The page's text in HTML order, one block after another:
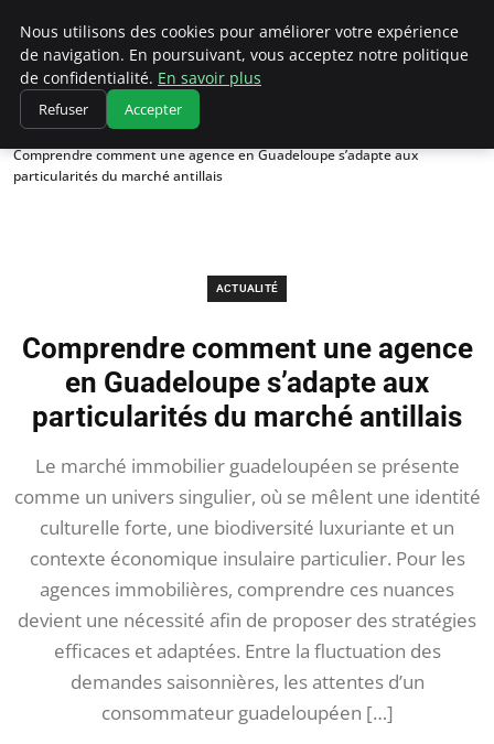
Chasseur De Tête
Accueil
Actualité
Comprendre comment une agence en Guadeloupe s’adapte aux
particularités du marché antillais
ACTUALITÉ
Comprendre comment une agence
en Guadeloupe s’adapte aux
particularités du marché antillais
Le marché immobilier guadeloupéen se présente
comme un univers singulier, où se mêlent une identité
culturelle forte, une biodiversité luxuriante et un
contexte économique insulaire particulier. Pour les
agences immobilières, comprendre ces nuances
devient une nécessité afin de proposer des stratégies
efficaces et adaptées. Entre la fluctuation des
demandes saisonnières, les attentes d’un
consommateur guadeloupéen […]
Nous utilisons des cookies pour améliorer votre expérience
de navigation. En poursuivant, vous acceptez notre politique
de confidentialité. En savoir plus
Refuser Accepter